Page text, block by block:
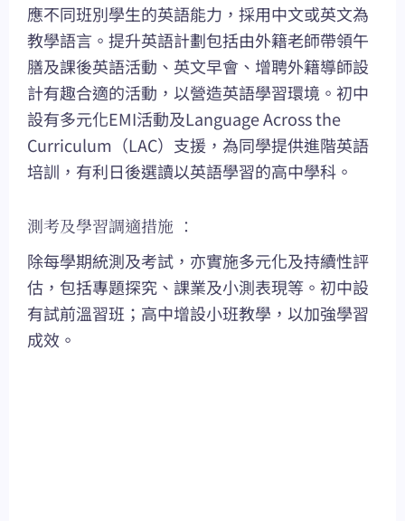
應不同班別學生的英語能力，採用中文或英文為
教學語言。提升英語計劃包括由外籍老師帶領午
膳及課後英語活動、英文早會、增聘外籍導師設
計有趣合適的活動，以營造英語學習環境。初中
設有多元化EMI活動及Language Across the
Curriculum（LAC）支援，為同學提供進階英語
培訓，有利日後選讀以英語學習的高中學科。
測考及學習調適措施 ：
除每學期統測及考試，亦實施多元化及持續性評
估，包括專題探究、課業及小測表現等。初中設
有試前溫習班；高中增設小班教學，以加強學習
成效。